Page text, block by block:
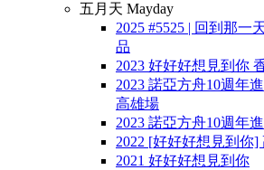
五月天 Mayday
2025 #5525 | 回到那一
品
2023 好好好想見到你
2023 諾亞方舟10週年
高雄場
2023 諾亞方舟10週年
2022 [好好好想見到你
2021 好好好想見到你